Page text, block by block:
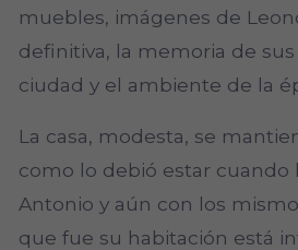
muebles, imágenes de
definitiva, la memoria de sus
ciudad y el ambiente de la
La casa, modesta, se
como lo debió estar cuando
Antonio y aún con los
que fue su habitación está